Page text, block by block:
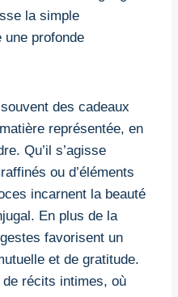
la simple
une profonde
des cadeaux
représentée, en
Qu’il s’agisse
ou d’éléments
incarnent la beauté
En plus de la
favorisent un
et de gratitude.
récits intimes, où